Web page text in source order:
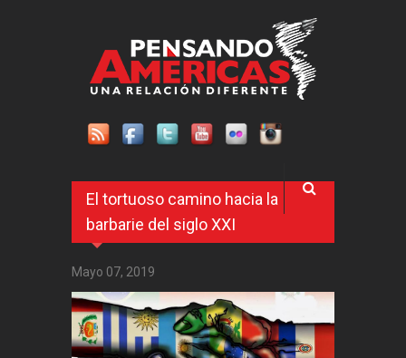
El tortuoso camino hacia la
barbarie del siglo XXI
Mayo 07, 2019